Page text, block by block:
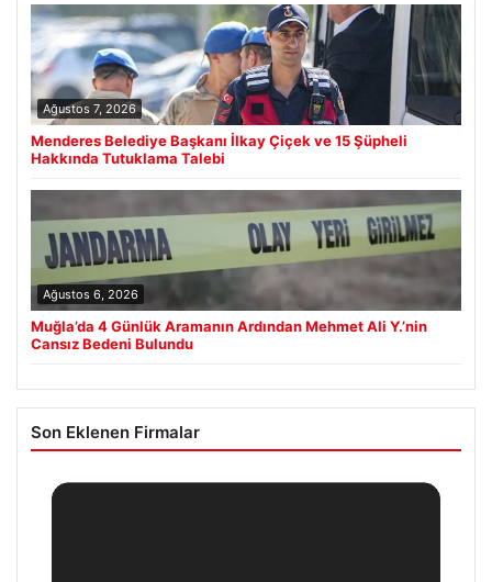
Ağustos 7, 2026
Menderes Belediye Başkanı İlkay Çiçek ve 15 Şüpheli
Hakkında Tutuklama Talebi
Ağustos 6, 2026
Muğla’da 4 Günlük Aramanın Ardından Mehmet Ali Y.’nin
Cansız Bedeni Bulundu
Son Eklenen Firmalar